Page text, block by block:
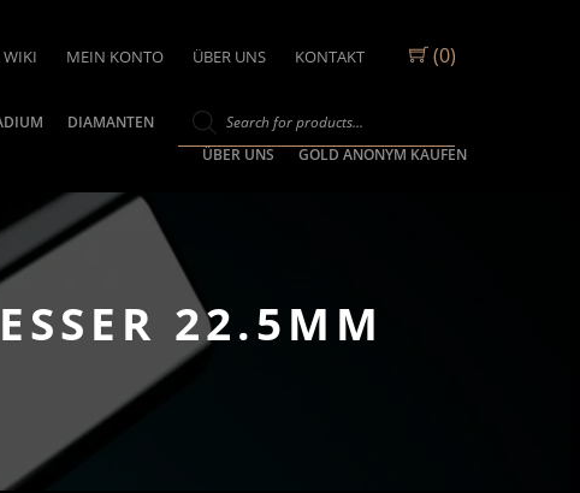
(0)
WIKI MEIN KONTO ÜBER UNS KONTAKT
DIAMANTEN
ÜBER UNS
GOLD ANONYM KAUFEN
22.5MM